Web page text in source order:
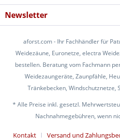
Newsletter
aforst.com - Ihr Fachhändler für
Weidezäune, Euronetze, electra
bestellen. Beratung vom Fachmann
Weidezaungeräte, Zaunpfähle,
Tränkebecken, Windschutznetze,
* Alle Preise inkl. gesetzl.
Nachnahmegebühren, wenn
Kontakt Versand und